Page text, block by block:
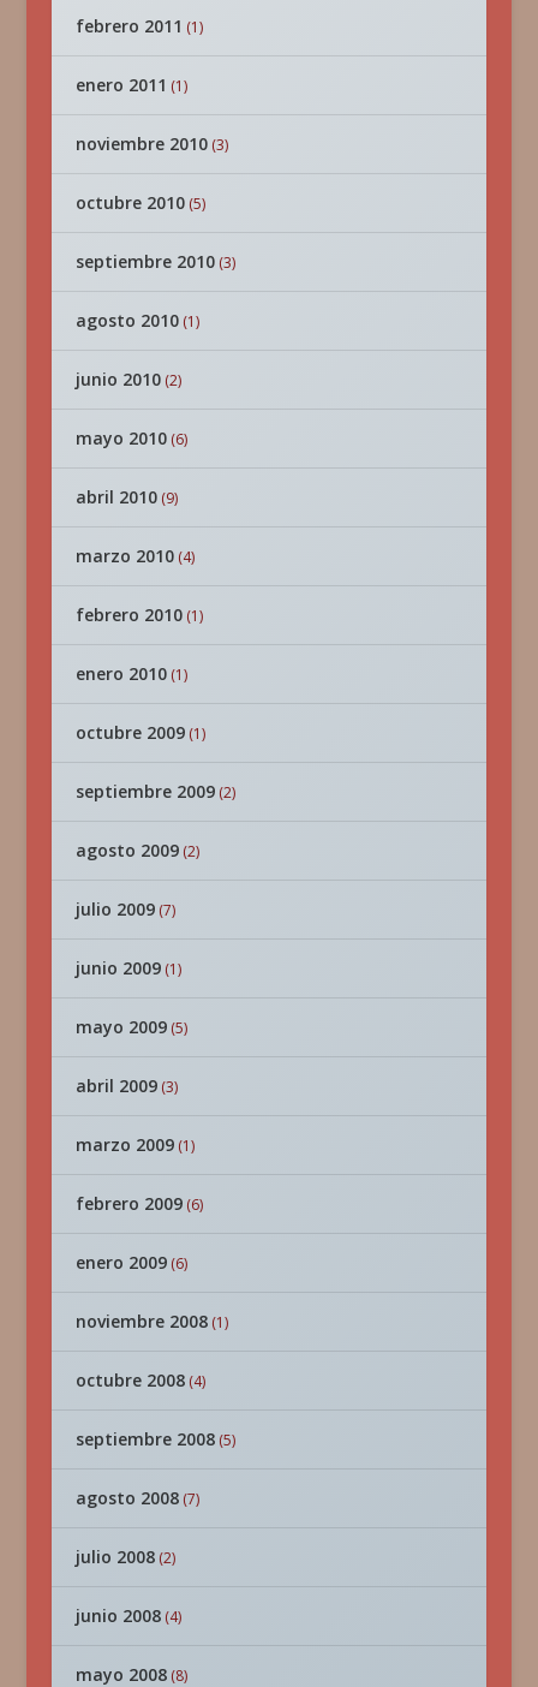
febrero 2011 (1)
enero 2011 (1)
noviembre 2010(3)
octubre 2010(5)
septiembre 2010(3)
agosto 2010(1)
junio 2010(2)
mayo 2010(6)
abril 2010(9)
marzo 2010(4)
febrero 2010(1)
enero 2010(1)
octubre 2009(1)
septiembre 2009(2)
agosto 2009(2)
julio 2009(7)
junio 2009(1)
mayo 2009(5)
abril 2009(3)
marzo 2009(1)
febrero 2009(6)
enero 2009(6)
noviembre 2008(1)
octubre 2008(4)
septiembre 2008(5)
agosto 2008(7)
julio 2008(2)
junio 2008(4)
mayo 2008(8)